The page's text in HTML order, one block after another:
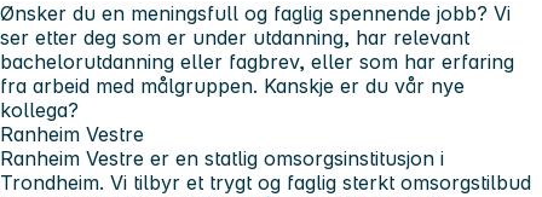
Ønsker du en meningsfull og faglig spennende jobb? Vi
ser etter deg som er under utdanning, har relevant
bachelorutdanning eller fagbrev, eller som har erfaring
fra arbeid med målgruppen. Kanskje er du vår nye
kollega?
Ranheim Vestre
Ranheim Vestre er en statlig omsorgsinstitusjon i
Trondheim. Vi tilbyr et trygt og faglig sterkt omsorgstilbud